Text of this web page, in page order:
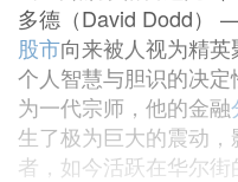
多德（David Dodd）
股市向来被人视为精
个人智慧与胆识的决
为一代宗师，他的金融
生了极为巨大的震动
者，如今活跃在华尔